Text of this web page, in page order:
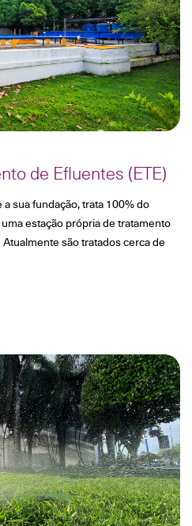
de Efluentes (ETE)
sua fundação, trata 100% do
estação própria de tratamento
são tratados cerca de